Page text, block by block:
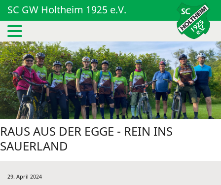
SC GW Holtheim 1925 e.V.
RAUS AUS DER EGGE - REIN INS
SAUERLAND
29. April 2024